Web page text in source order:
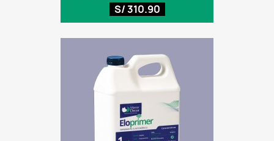
S/ 310.90